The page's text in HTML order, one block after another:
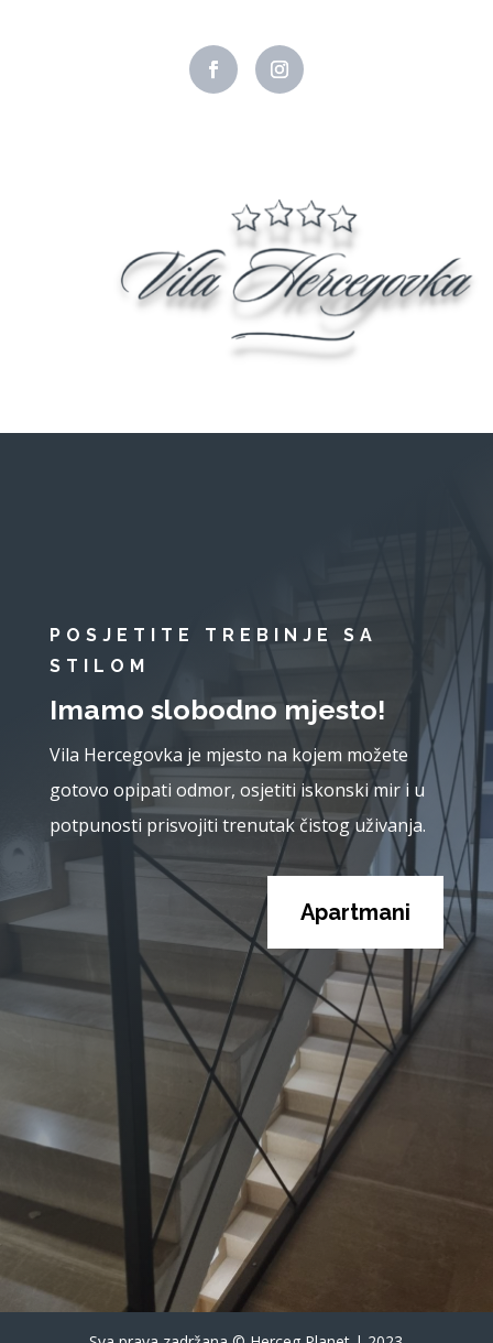
POSJETITE TREBINJE SA
STILOM
Imamo slobodno mjesto!
Vila Hercegovka je mjesto na kojem možete
gotovo opipati odmor, osjetiti iskonski mir i u
potpunosti prisvojiti trenutak čistog uživanja.
Apartmani